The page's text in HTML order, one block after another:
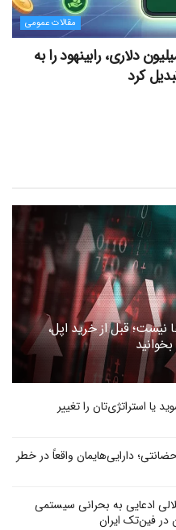
مقالات عمومی
۱۳ خط کسب‌وکار ۱۰۰ میلیون دلاری، رابینهود را به
کرد
نیست؛ قبل از خرید اپل،
یا استراتژی‌تان را تغییر
دارایی‌هایمان واقعاً در خطر
ادعایی به بحرانی سیستمی
در فین‌تک ایران